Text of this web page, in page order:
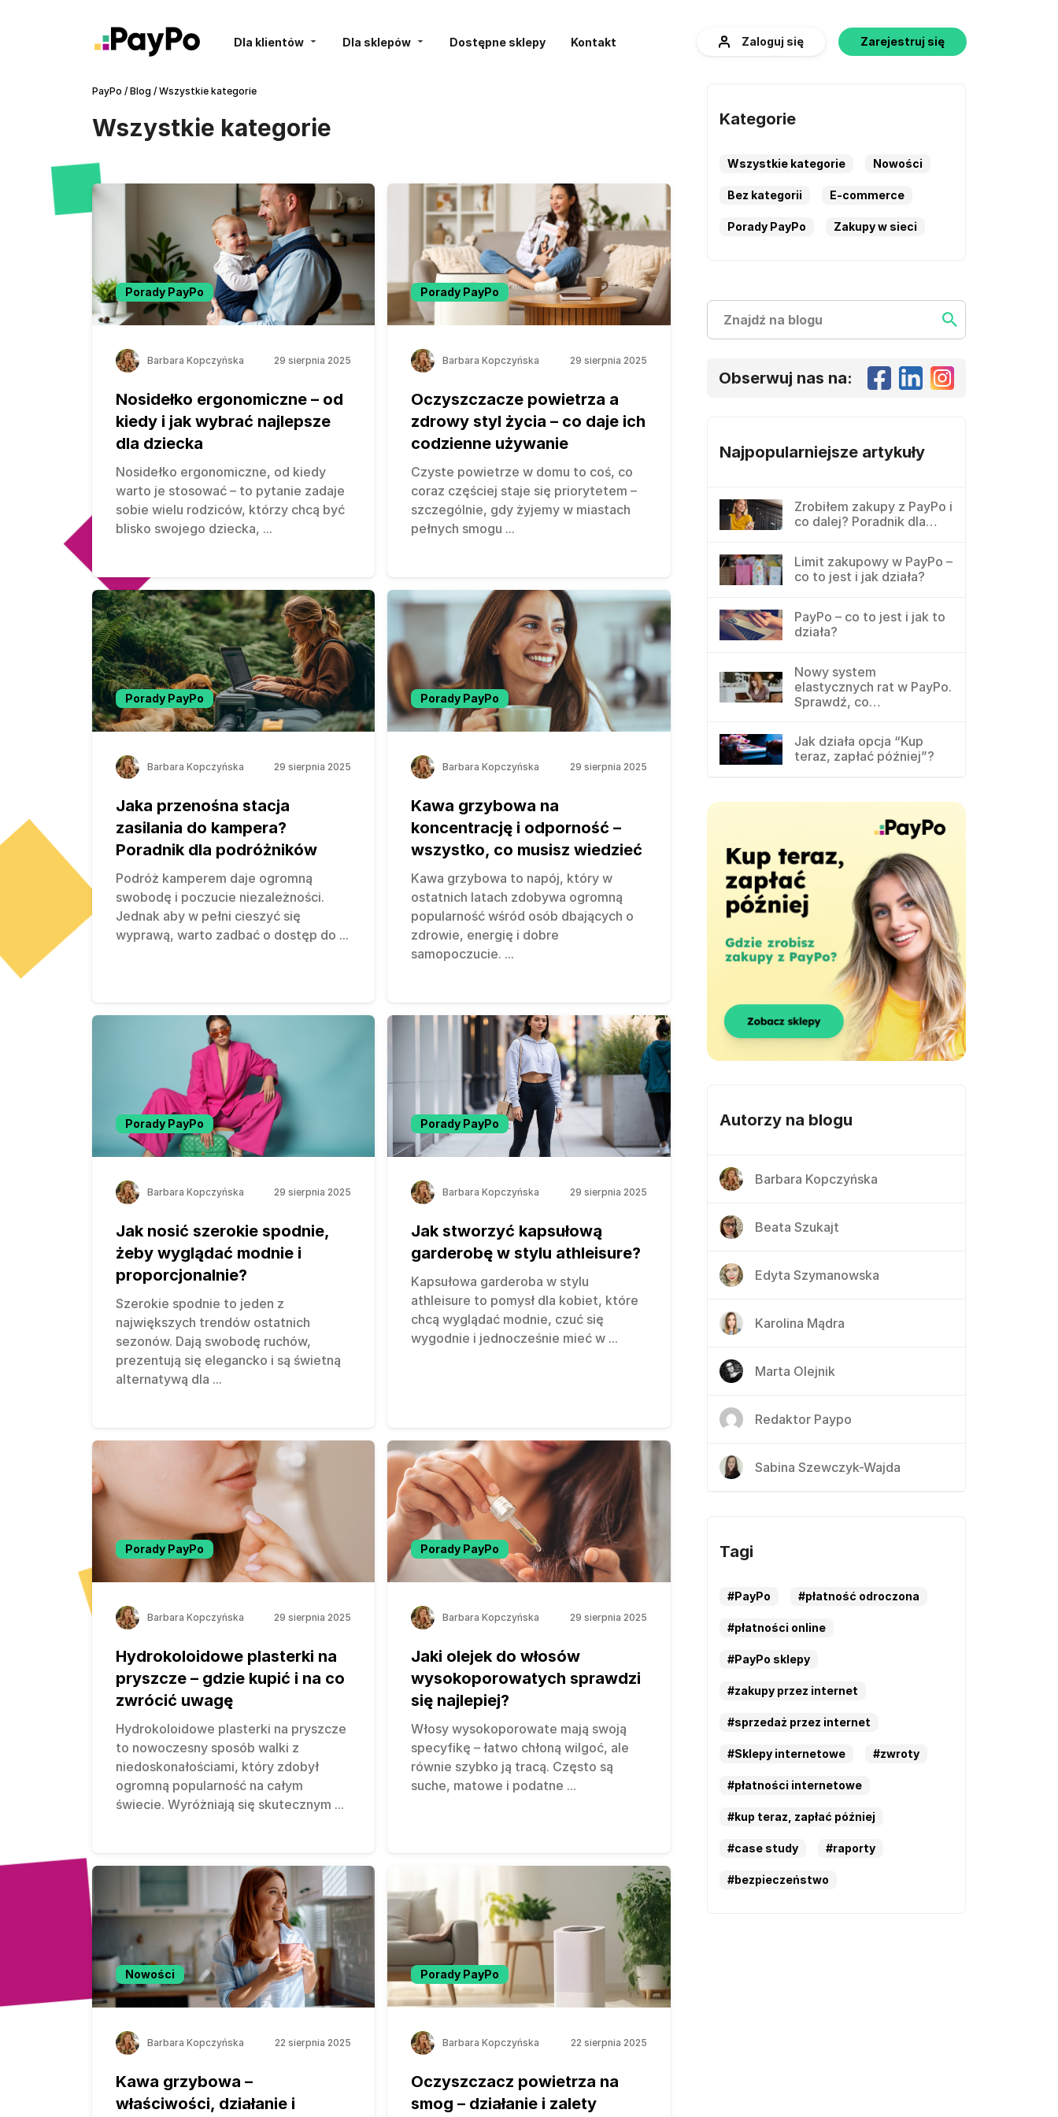
Dla klientów Dla sklepów Dostępne sklepy Kontakt Zaloguj się Zarejestruj się
PayPo / Blog / Wszystkie kategorie
Wszystkie kategorie
Porady PayPo
Barbara Kopczyńska 29 sierpnia 2025
Nosidełko ergonomiczne – od
kiedy i jak wybrać najlepsze
dla dziecka
Nosidełko ergonomiczne, od kiedy
warto je stosować – to pytanie zadaje
sobie wielu rodziców, którzy chcą być
blisko swojego dziecka, ...
Porady PayPo
Barbara Kopczyńska 29 sierpnia 2025
Oczyszczacze powietrza a
zdrowy styl życia – co daje ich
codzienne używanie
Czyste powietrze w domu to coś, co
coraz częściej staje się priorytetem –
szczególnie, gdy żyjemy w miastach
pełnych smogu ...
Porady PayPo
Barbara Kopczyńska 29 sierpnia 2025
Jaka przenośna stacja
zasilania do kampera?
Poradnik dla podróżników
Podróż kamperem daje ogromną
swobodę i poczucie niezależności.
Jednak aby w pełni cieszyć się
wyprawą, warto zadbać o dostęp do ...
Porady PayPo
Barbara Kopczyńska 29 sierpnia 2025
Kawa grzybowa na
koncentrację i odporność –
wszystko, co musisz wiedzieć
Kawa grzybowa to napój, który w
ostatnich latach zdobywa ogromną
popularność wśród osób dbających o
zdrowie, energię i dobre
samopoczucie. ...
Porady PayPo
Barbara Kopczyńska 29 sierpnia 2025
Jak nosić szerokie spodnie,
żeby wyglądać modnie i
proporcjonalnie?
Szerokie spodnie to jeden z
największych trendów ostatnich
sezonów. Dają swobodę ruchów,
prezentują się elegancko i są świetną
alternatywą dla ...
Porady PayPo
Barbara Kopczyńska 29 sierpnia 2025
Jak stworzyć kapsułową
garderobę w stylu athleisure?
Kapsułowa garderoba w stylu
athleisure to pomysł dla kobiet, które
chcą wyglądać modnie, czuć się
wygodnie i jednocześnie mieć w ...
Porady PayPo
Barbara Kopczyńska 29 sierpnia 2025
Hydrokoloidowe plasterki na
pryszcze – gdzie kupić i na co
zwrócić uwagę
Hydrokoloidowe plasterki na pryszcze
to nowoczesny sposób walki z
niedoskonałościami, który zdobył
ogromną popularność na całym
świecie. Wyróżniają się skutecznym ...
Porady PayPo
Barbara Kopczyńska 29 sierpnia 2025
Jaki olejek do włosów
wysokoporowatych sprawdzi
się najlepiej?
Włosy wysokoporowate mają swoją
specyfikę – łatwo chłoną wilgoć, ale
równie szybko ją tracą. Często są
suche, matowe i podatne ...
Nowości
Barbara Kopczyńska 22 sierpnia 2025
Kawa grzybowa –
właściwości, działanie i
Porady PayPo
Barbara Kopczyńska 22 sierpnia 2025
Oczyszczacz powietrza na
smog – działanie i zalety
Kategorie
Wszystkie kategorie Nowości
Bez kategorii E-commerce
Porady PayPo Zakupy w sieci
Szukaj
Obserwuj nas na:
Najpopularniejsze artykuły
Zrobiłem zakupy z PayPo i
co dalej? Poradnik dla…
Limit zakupowy w PayPo –
co to jest i jak działa?
PayPo – co to jest i jak to
działa?
Nowy system
elastycznych rat w PayPo.
Sprawdź, co…
Jak działa opcja “Kup
teraz, zapłać później”?
Autorzy na blogu
Barbara Kopczyńska
Beata Szukajt
Edyta Szymanowska
Karolina Mądra
Marta Olejnik
Redaktor Paypo
Sabina Szewczyk-Wajda
Tagi
#PayPo #płatność odroczona
#płatności online
#PayPo sklepy
#zakupy przez internet
#sprzedaż przez internet
#Sklepy internetowe #zwroty
#płatności internetowe
#kup teraz, zapłać później
#case study #raporty
#bezpieczeństwo